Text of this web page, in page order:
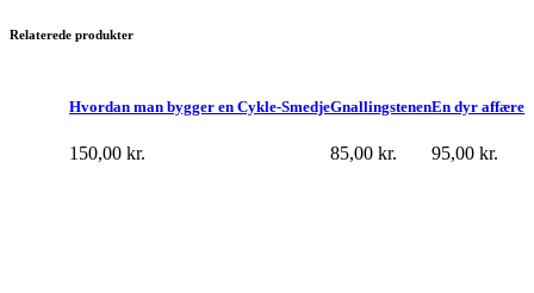
Relaterede produkter
En dyr affære
95,00 kr.
Gnallingstenen
85,00 kr.
Hvordan man bygger en Cykle-Smedje
150,00 kr.